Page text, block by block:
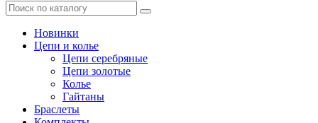
Новинки
Цепи и колье
Цепи серебряные
Цепи золотые
Колье
Гайтаны
Браслеты